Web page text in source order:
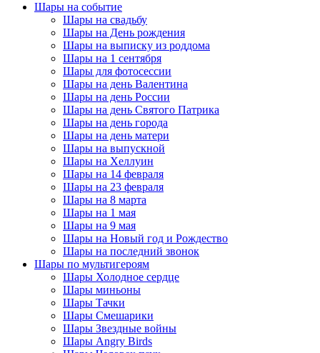
Шары на событие
Шары на свадьбу
Шары на День рождения
Шары на выписку из роддома
Шары на 1 сентября
Шары для фотосессии
Шары на день Валентина
Шары на день России
Шары на день Святого Патрика
Шары на день города
Шары на день матери
Шары на выпускной
Шары на Хеллуин
Шары на 14 февраля
Шары на 23 февраля
Шары на 8 марта
Шары на 1 мая
Шары на 9 мая
Шары на Новый год и Рождество
Шары на последний звонок
Шары по мультигероям
Шары Холодное сердце
Шары миньоны
Шары Тачки
Шары Смешарики
Шары Звездные войны
Шары Angry Birds